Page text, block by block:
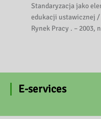
Standaryzacja jako
edukacji ustawicznej /
Rynek Pracy . – 2003,
E-services